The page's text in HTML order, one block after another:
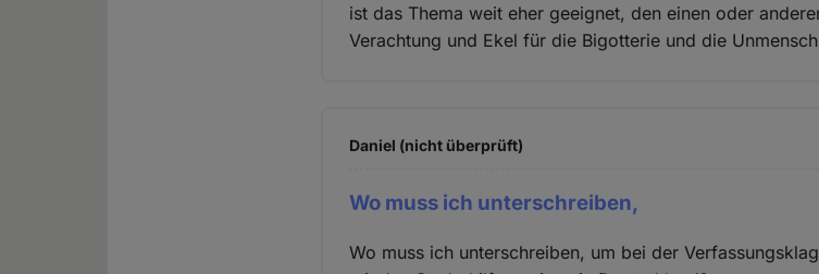
ist das Thema weit eher geeignet, den einen oder
Verachtung und Ekel für die Bigotterie und die
Daniel (nicht überprüft)
Wo muss ich unterschreiben,
Wo muss ich unterschreiben, um bei der